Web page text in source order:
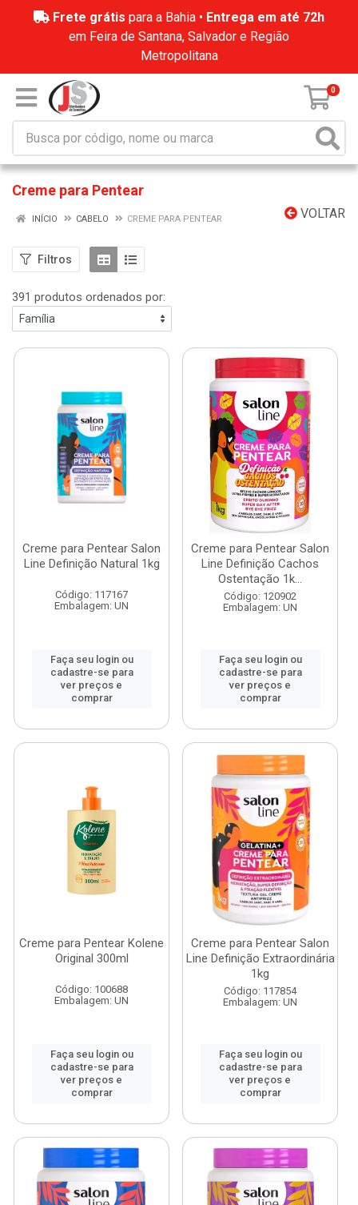
Frete grátis para a Bahia • Entrega em até 72h
em Feira de Santana, Salvador e Região
Metropolitana
0
Creme para Pentear
VOLTAR
INÍCIO CABELO CREME PARA PENTEAR
Filtros
391 produtos ordenados por:
Creme para Pentear Salon
Line Definição Natural 1kg
Código: 117167
Embalagem: UN
Faça seu login ou
cadastre-se para
ver preços e
comprar
Creme para Pentear Salon
Line Definição Cachos
Ostentação 1k...
Código: 120902
Embalagem: UN
Faça seu login ou
cadastre-se para
ver preços e
comprar
Creme para Pentear Kolene
Original 300ml
Código: 100688
Embalagem: UN
Faça seu login ou
cadastre-se para
ver preços e
comprar
Creme para Pentear Salon
Line Definição Extraordinária
1kg
Código: 117854
Embalagem: UN
Faça seu login ou
cadastre-se para
ver preços e
comprar